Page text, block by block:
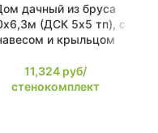
дачный из бруса
(ДСК 5х5 тп), с
и крыльцом
11,324 руб/
стенокомплект